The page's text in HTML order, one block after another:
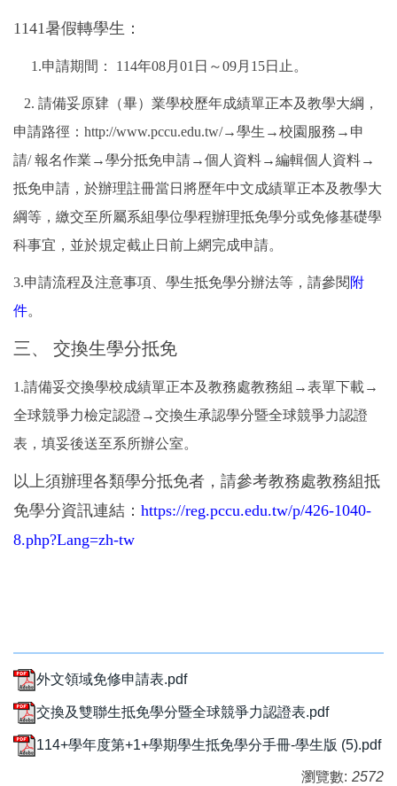
1141暑假轉學生：
1.申請期間： 114年08月01日～09月15日止。
2. 請備妥原肄（畢）業學校歷年成績單正本及教學大綱，
申請路徑：http://www.pccu.edu.tw/→學生→校園服務→申
請/ 報名作業→學分抵免申請→個人資料→編輯個人資料→
抵免申請，於辦理註冊當日將歷年中文成績單正本及教學大
綱等，繳交至所屬系組學位學程辦理抵免學分或免修基礎學
科事宜，並於規定截止日前上網完成申請。
3.申請流程及注意事項、學生抵免學分辦法等，請參閱 附
件。
三、 交換生學分抵免
1.請備妥交換學校成績單正本及教務處教務組 →表單下載 →
全球競爭力檢定認證 →交換生承認學分暨全球競爭力認證
表，填妥後送至系所辦公室。
以上須辦理各類學分抵免者，請參考教務處教務組抵
免學分資訊連結： https://reg.pccu.edu.tw/p/426-1040-
8.php?Lang=zh-tw
外文領域免修申請表.pdf
交換及雙聯生抵免學分暨全球競爭力認證表.pdf
114+學年度第+1+學期學生抵免學分手冊-學生版 (5).pdf
瀏覽數: 2572